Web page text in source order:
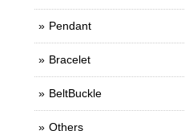
Pendant
Bracelet
BeltBuckle
Others